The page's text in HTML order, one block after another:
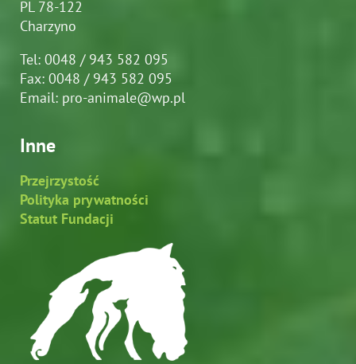
PL 78-122
Charzyno
Tel: 0048 / 943 582 095
Fax: 0048 / 943 582 095
Email: pro-animale@wp.pl
Inne
Przejrzystość
Polityka prywatności
Statut Fundacji